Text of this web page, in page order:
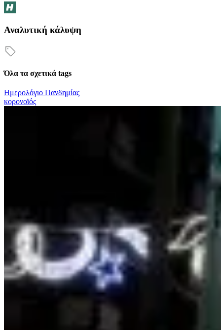
Αναλυτική κάλυψη
Όλα τα σχετικά tags
Ημερολόγιο Πανδημίας
κορονοϊός